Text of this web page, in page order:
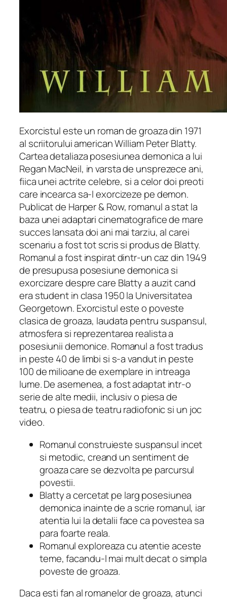
Exorcistul este un roman de groaza din 1971
al scriitorului american William Peter Blatty.
Cartea detaliaza posesiunea demonica a lui
Regan MacNeil, in varsta de unsprezece ani,
fiica unei actrite celebre, si a celor doi preoti
care incearca sa-l exorcizeze pe demon.
Publicat de Harper & Row, romanul a stat la
baza unei adaptari cinematografice de mare
succes lansata doi ani mai tarziu, al carei
scenariu a fost tot scris si produs de Blatty.
Romanul a fost inspirat dintr-un caz din 1949
de presupusa posesiune demonica si
exorcizare despre care Blatty a auzit cand
era student in clasa 1950 la Universitatea
Georgetown. Exorcistul este o poveste
clasica de groaza, laudata pentru suspansul,
atmosfera si reprezentarea realista a
posesiunii demonice. Romanul a fost tradus
in peste 40 de limbi si s-a vandut in peste
100 de milioane de exemplare in intreaga
lume. De asemenea, a fost adaptat intr-o
serie de alte medii, inclusiv o piesa de
teatru, o piesa de teatru radiofonic si un joc
video.
Romanul construieste suspansul incet
si metodic, creand un sentiment de
groaza care se dezvolta pe parcursul
povestii.
Blatty a cercetat pe larg posesiunea
demonica inainte de a scrie romanul, iar
atentia lui la detalii face ca povestea sa
para foarte reala.
Romanul exploreaza cu atentie aceste
teme, facandu-l mai mult decat o simpla
poveste de groaza.
Daca esti fan al romanelor de groaza, atunci